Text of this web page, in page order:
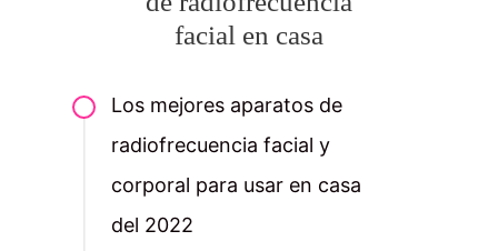
facial en casa
Los mejores aparatos de
radiofrecuencia facial y
corporal para usar en casa
del 2022